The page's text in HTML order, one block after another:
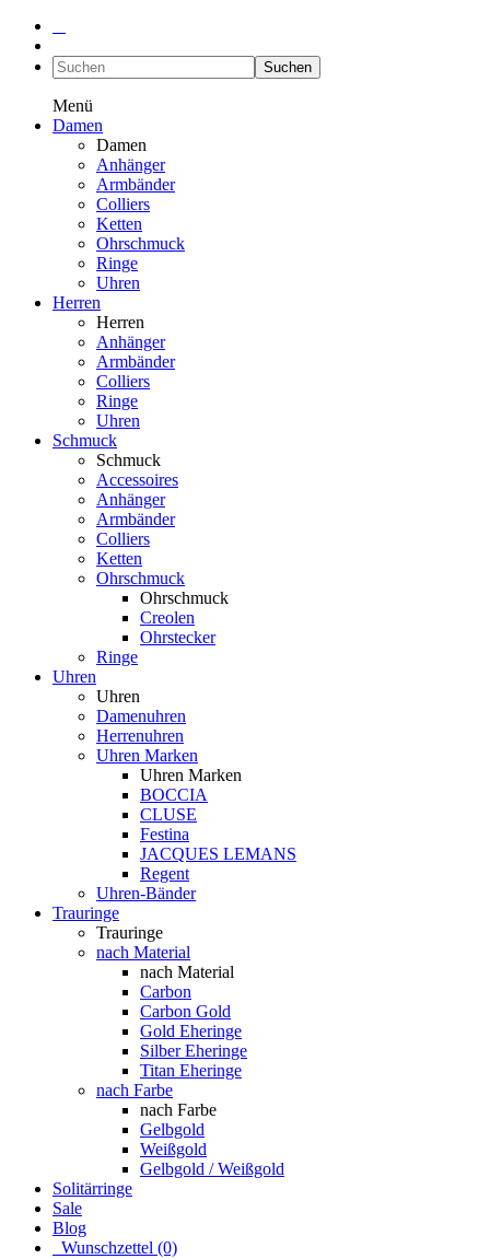
Suchen
Menü
Damen
Damen
Anhänger
Armbänder
Colliers
Ketten
Ohrschmuck
Ringe
Uhren
Herren
Herren
Anhänger
Armbänder
Colliers
Ringe
Uhren
Schmuck
Schmuck
Accessoires
Anhänger
Armbänder
Colliers
Ketten
Ohrschmuck
Ohrschmuck
Creolen
Ohrstecker
Ringe
Uhren
Uhren
Damenuhren
Herrenuhren
Uhren Marken
Uhren Marken
BOCCIA
CLUSE
Festina
JACQUES LEMANS
Regent
Uhren-Bänder
Trauringe
Trauringe
nach Material
nach Material
Carbon
Carbon Gold
Gold Eheringe
Silber Eheringe
Titan Eheringe
nach Farbe
nach Farbe
Gelbgold
Weißgold
Gelbgold / Weißgold
Solitärringe
Sale
Blog
Wunschzettel (0)